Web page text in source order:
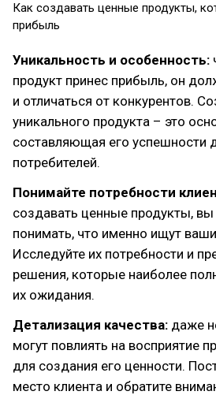
Как создавать ценные продукты,
прибыль
Уникальность и особенность:
продукт принес прибыль, он
и отличаться от конкурентов.
уникального продукта – это
составляющая его успешности
потребителей.
Понимайте потребности
создавать ценные продукты,
понимать, что именно ищут
Исследуйте их потребности и
решения, которые наиболее
их ожидания.
Детализация качества: даже
могут повлиять на восприятие
для создания его ценности.
место клиента и обратите